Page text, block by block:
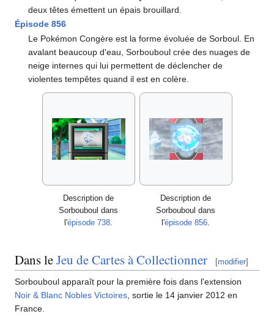
deux têtes émettent un épais brouillard.
Épisode 856
Le Pokémon Congère est la forme évoluée de Sorboul. En
avalant beaucoup d'eau, Sorbouboul crée des nuages de
neige internes qui lui permettent de déclencher de
violentes tempêtes quand il est en colère.
Description de
Sorbouboul dans
l'épisode 738
Description de
Sorbouboul dans
l'épisode 856
Dans leJeu de Cartes à Collectionner [modifier]
Sorbouboul apparaît pour la première fois dans l'extension
Noir & Blanc Nobles Victoires, sortie le 14 janvier 2012 en
France.